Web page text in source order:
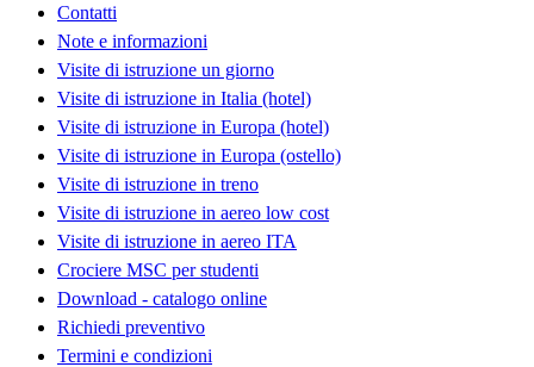
Contatti
Note e informazioni
Visite di istruzione un giorno
Visite di istruzione in Italia (hotel)
Visite di istruzione in Europa (hotel)
Visite di istruzione in Europa (ostello)
Visite di istruzione in treno
Visite di istruzione in aereo low cost
Visite di istruzione in aereo ITA
Crociere MSC per studenti
Download - catalogo online
Richiedi preventivo
Termini e condizioni